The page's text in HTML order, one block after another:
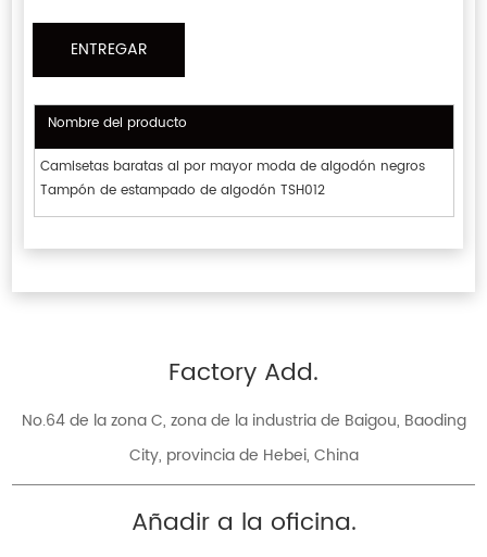
Nombre del producto
Camisetas baratas al por mayor moda de algodón negros
Tampón de estampado de algodón TSH012
Factory Add.
No.64 de la zona C, zona de la industria de Baigou, Baoding
City, provincia de Hebei, China
Añadir a la oficina.